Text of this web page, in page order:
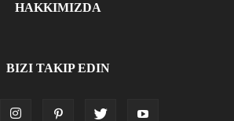
HAKKIMIZDA
BIZI TAKIP EDIN